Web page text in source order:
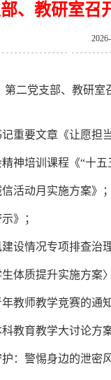
、教研室召
第二党支部、教研
重要文章《让愿担
神培训课程《“十
活动月实施方案》
》；
设情况专项排查治
体质提升实施方案
教师教学竞赛的
教育教学大讨论方
：警惕身边的泄密